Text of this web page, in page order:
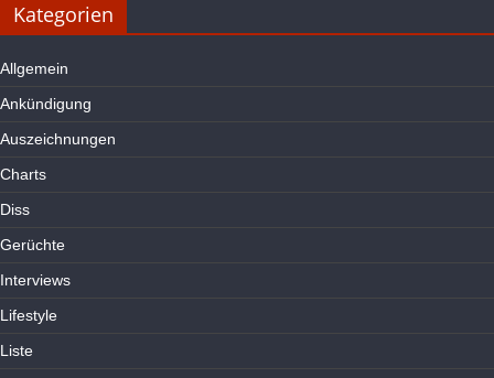
Kategorien
Allgemein
Ankündigung
Auszeichnungen
Charts
Diss
Gerüchte
Interviews
Lifestyle
Liste